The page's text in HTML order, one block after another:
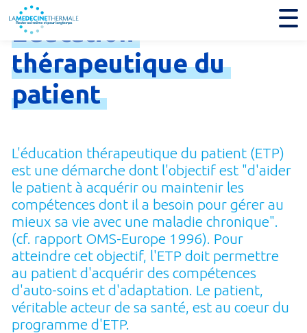
Education
thérapeutiquedu
patient
L'éducation thérapeutique du patient (ETP)
est une démarche dont l'objectif est "d'aider
le patient à acquérir ou maintenir les
compétences dont il a besoin pour gérer au
mieux sa vie avec une maladie chronique".
(cf. rapport OMS-Europe 1996). Pour
atteindre cet objectif, l'ETP doit permettre
au patient d'acquérir des compétences
d'auto-soins et d'adaptation. Le patient,
véritable acteur de sa santé, est au coeur du
programme d'ETP.